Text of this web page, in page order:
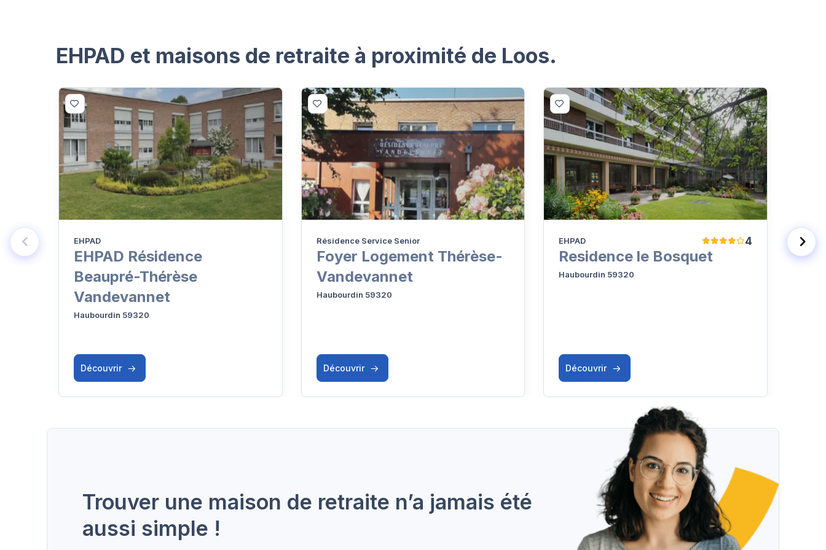
EHPAD et maisons de retraite à proximité de Loos.
EHPAD
EHPAD Résidence
Beaupré-Thérèse
Vandevannet
Haubourdin 59320
Découvrir
Résidence Service Senior
Foyer Logement Thérèse-
Vandevannet
Haubourdin 59320
Découvrir
4
EHPAD
Residence le Bosquet
Haubourdin 59320
Découvrir
Trouver une maison de retraite n’a jamais été
aussi simple !